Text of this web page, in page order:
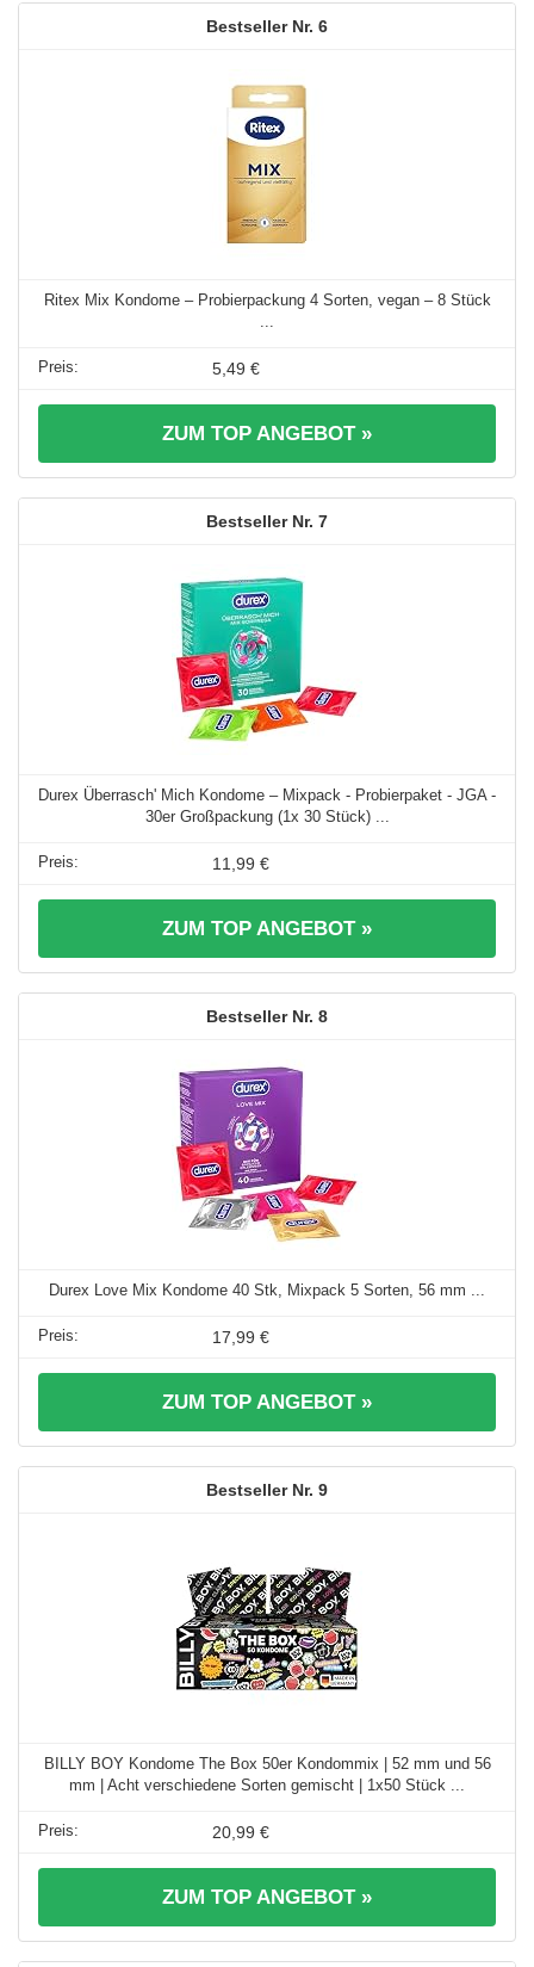
6
Ritex Mix Kondome – Probierpackung 4 Sorten, vegan – 8 Stück
...
5,49 €
ZUM TOP ANGEBOT »
7
Durex Überrasch' Mich Kondome – Mixpack - Probierpaket - JGA -
30er Großpackung (1x 30 Stück) ...
11,99 €
ZUM TOP ANGEBOT »
8
Durex Love Mix Kondome 40 Stk, Mixpack 5 Sorten, 56 mm ...
17,99 €
ZUM TOP ANGEBOT »
9
BILLY BOY Kondome The Box 50er Kondommix | 52 mm und 56
mm | Acht verschiedene Sorten gemischt | 1x50 Stück ...
20,99 €
ZUM TOP ANGEBOT »